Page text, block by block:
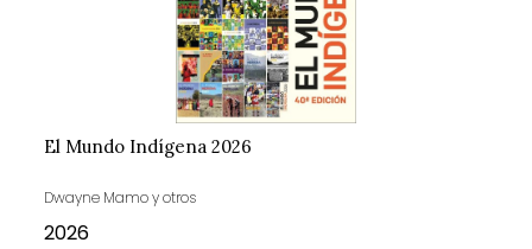
El Mundo Indígena 2026
Dwayne Mamo y otros
2026